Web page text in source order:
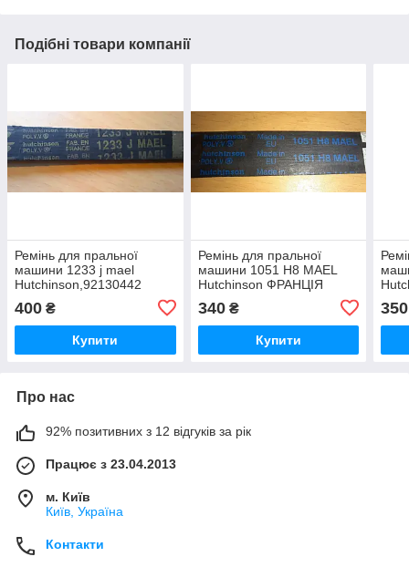
Подібні товари компанії
Ремінь для пральної
машини 1233 j mael
Hutchinson,92130442
400 ₴
Купити
Ремінь для пральної
машини 1051 H8 MAEL
Hutchinson ФРАНЦІЯ
340₴
Купити
350
Про нас
92% позитивних з 12 відгуків за рік
Працює з 23.04.2013
м. Київ
Київ, Україна
Контакти